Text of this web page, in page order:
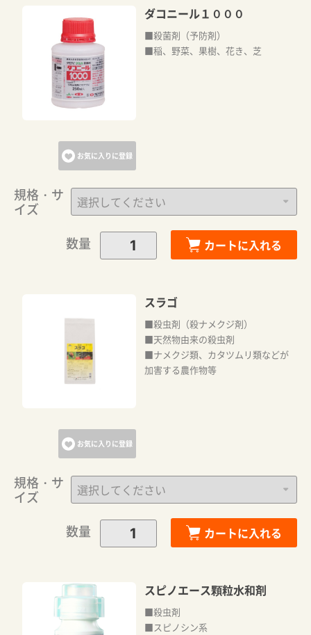
お気に入りに登録
ダコニール１０００
■殺菌剤（予防剤）
■稲、野菜、果樹、花き、芝
規格・サ
イズ
数量
カートに入れる
お気に入りに登録
スラゴ
■殺虫剤（殺ナメクジ剤）
■天然物由来の殺虫剤
■ナメクジ類、カタツムリ類などが
加害する農作物等
規格・サ
イズ
数量
カートに入れる
スピノエース顆粒水和剤
■殺虫剤
■スピノシン系
カートに追加しました。
お買い物を続ける